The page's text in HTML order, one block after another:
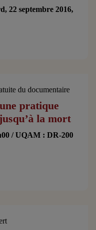
22 septembre 2016,
du documentaire
pratique
la mort
/ UQAM : DR-200